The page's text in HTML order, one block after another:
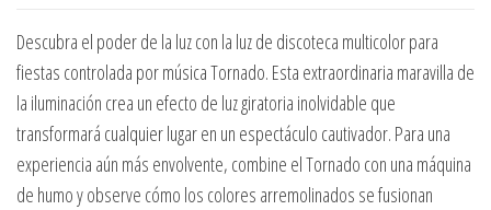
Descubra el poder de la luz con la luz de discoteca multicolor para
fiestas controlada por música Tornado. Esta extraordinaria maravilla de
la iluminación crea un efecto de luz giratoria inolvidable que
transformará cualquier lugar en un espectáculo cautivador. Para una
experiencia aún más envolvente, combine el Tornado con una máquina
de humo y observe cómo los colores arremolinados se fusionan